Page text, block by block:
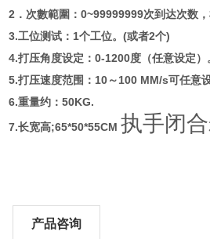
2 ．次數範圍：0~99999999次到达次数，
3.工位测试 ： 1个工位。(或者2个)
4.打压角度设定：0-1200度（任意设定）
5.打压速度范围： 10～100 MM/s可任意
6.重量约：50KG.
7.长宽高;65*50*55CM执手闭
产品咨询